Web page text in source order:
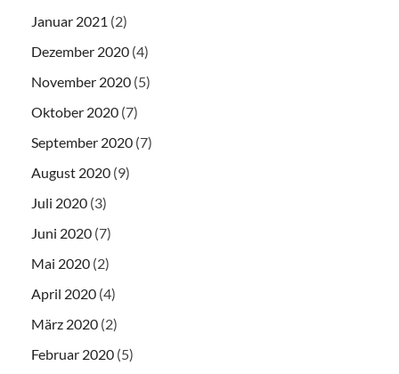
Januar 2021 (2)
Dezember 2020 (4)
November 2020 (5)
Oktober 2020 (7)
September 2020 (7)
August 2020 (9)
Juli 2020 (3)
Juni 2020 (7)
Mai 2020 (2)
April 2020 (4)
März 2020 (2)
Februar 2020 (5)